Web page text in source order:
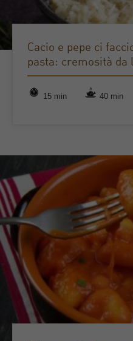
Cacio e pepe ci
pasta: cremosità da
15 min 40 min